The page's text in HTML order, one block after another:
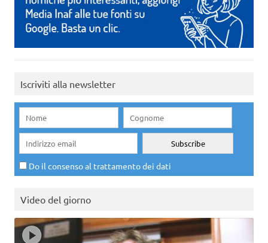
Iscriviti alla newsletter
Do il consenso al trattamento dei dati
Video del giorno